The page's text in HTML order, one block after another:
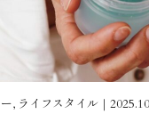
, ライフスタイル｜